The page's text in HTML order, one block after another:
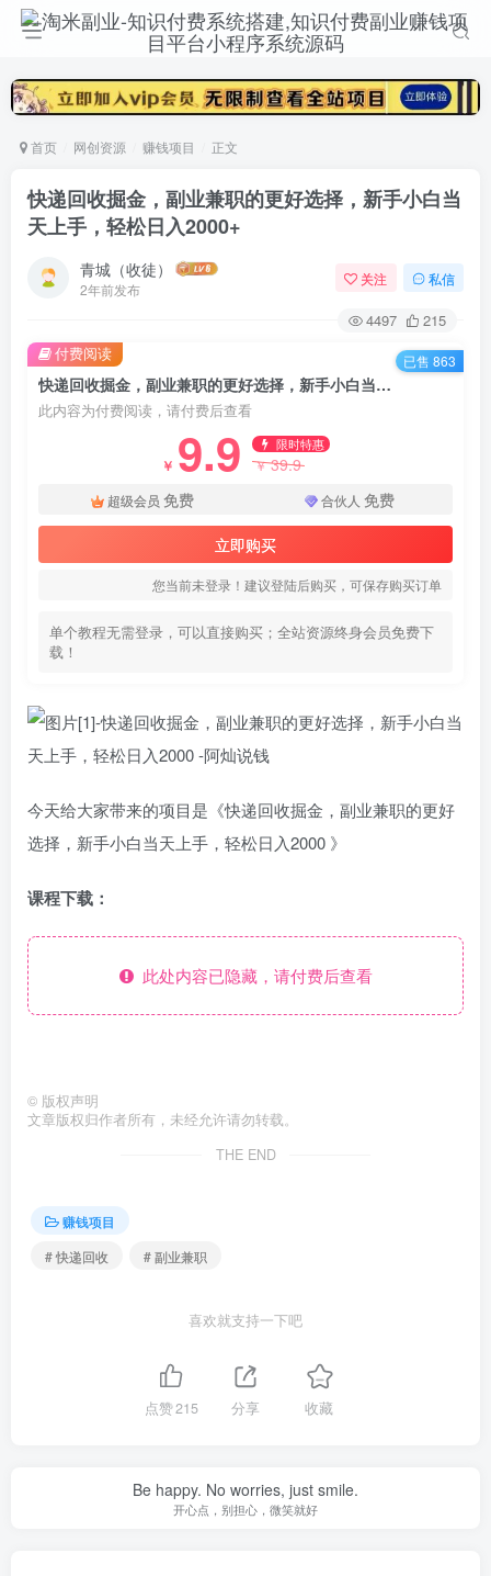
首页 网创资源 赚钱项目 正文
快递回收掘金，副业兼职的更好选择，新手小白当
天上手，轻松日入2000+
青城（收徒）
2年前发布
关注 私信
4497 215
快递回收掘金，副业兼职的更好选择，新手小白当天上手，轻松日入2000+
此内容为付费阅读，请付费后查看
￥ 9.9 限时特惠
￥39.9
超级会员 免费 合伙人 免费
立即购买
您当前未登录！建议登陆后购买，可保存购买订单
单个教程无需登录，可以直接购买；全站资源终身会员免费下
载！
付费阅读 已售 863
今天给大家带来的项目是《快递回收掘金，副业兼职的更好
选择，新手小白当天上手，轻松日入2000 》
课程下载：
此处内容已隐藏，请付费后查看
© 版权声明
文章版权归作者所有，未经允许请勿转载。
THE END
赚钱项目
# 快递回收
# 副业兼职
喜欢就支持一下吧
点赞215 分享 收藏
Be happy. No worries, just smile.
开心点，别担心，微笑就好